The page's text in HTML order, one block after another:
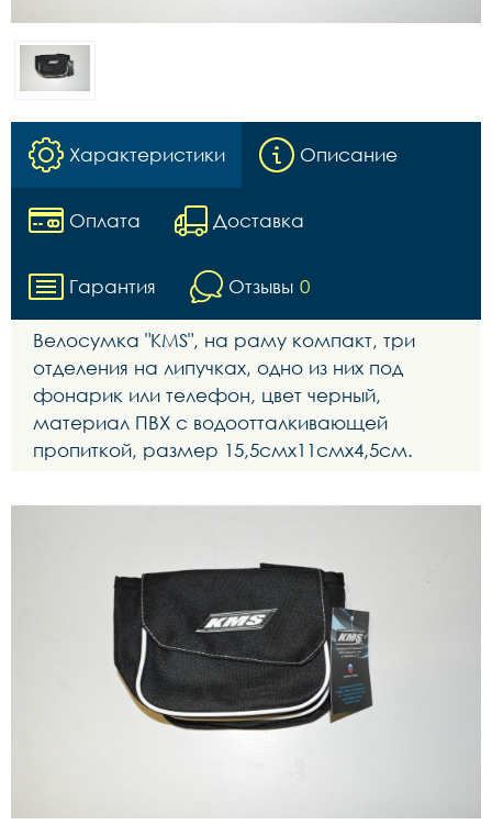
Характеристики Описание
Оплата Доставка
Гарантия Отзывы 0
Велосумка "КМS", на раму компакт, три
отделения на липучках, одно из них под
фонарик или телефон, цвет черный,
материал ПВХ с водоотталкивающей
пропиткой, размер 15,5смх11смх4,5см.